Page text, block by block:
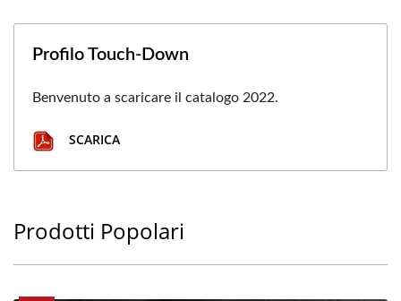
Profilo Touch-Down
Benvenuto a scaricare il catalogo 2022.
SCARICA
Prodotti Popolari